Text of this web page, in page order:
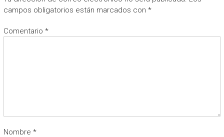
campos obligatorios están marcados con *
Comentario *
Nombre *